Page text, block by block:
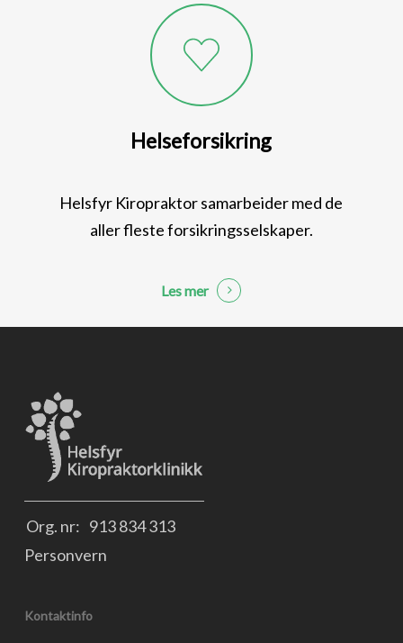
Helseforsikring
Helsfyr Kiropraktor samarbeider med de
aller fleste forsikringsselskaper.
Les mer
Org. nr: 913 834 313
Personvern
Kontaktinfo